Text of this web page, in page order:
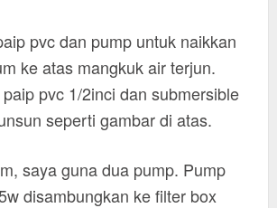
pvc dan pump untuk naikkan
ke atas mangkuk air terjun.
pvc 1/2inci dan submersible
seperti gambar di atas.
saya guna dua pump. Pump
disambungkan ke filter box